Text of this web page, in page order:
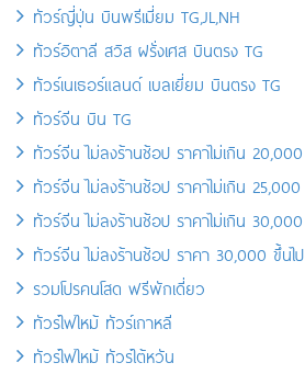
ทัวร์ญี่ปุ่น บินพรีเมี่ยม TG,JL,NH
ทัวร์อิตาลี สวิส ฝรั่งเศส บินตรง TG
ทัวร์เนเธอร์แลนด์ เบลเยี่ยม บินตรง TG
ทัวร์จีน บิน TG
ทัวร์จีน ไม่ลงร้านช้อป ราคาไม่เกิน 20,000
ทัวร์จีน ไม่ลงร้านช้อป ราคาไม่เกิน 25,000
ทัวร์จีน ไม่ลงร้านช้อป ราคาไม่เกิน 30,000
ทัวร์จีน ไม่ลงร้านช้อป ราคา 30,000 ขึ้นไป
รวมโปรคนโสด ฟรีพักเดี่ยว
ทัวร์ไฟไหม้ ทัวร์เกาหลี
ทัวร์ไฟไหม้ ทัวร์ไต้หวัน